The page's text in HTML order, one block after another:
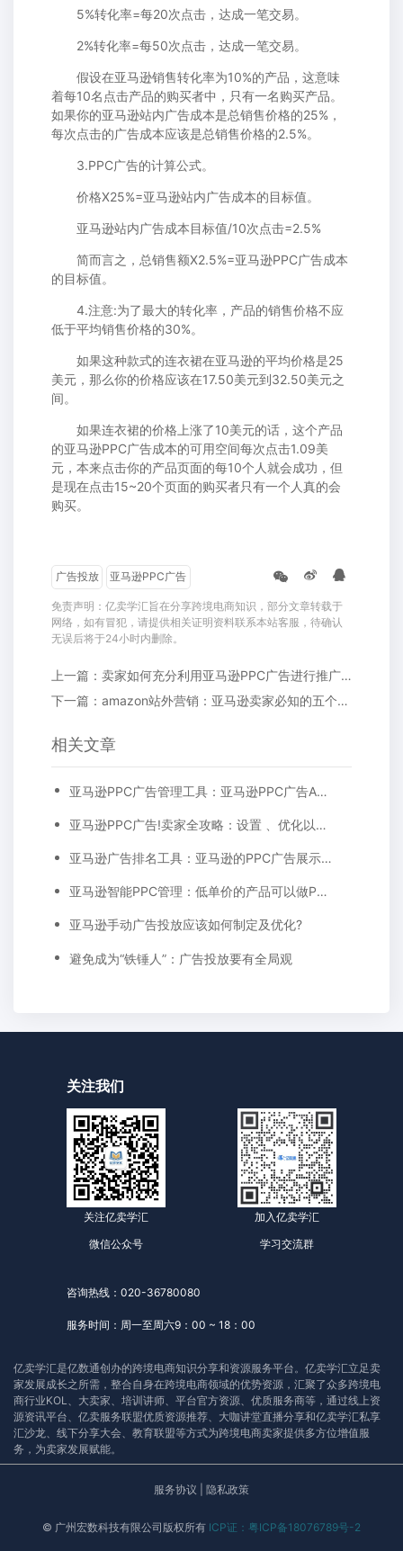
5%转化率=每20次点击，达成一笔交易。
2%转化率=每50次点击，达成一笔交易。
假设在亚马逊销售转化率为10%的产品，这意味
着每10名点击产品的购买者中，只有一名购买产品。
如果你的亚马逊站内广告成本是总销售价格的25%，
每次点击的广告成本应该是总销售价格的2.5%。
3.PPC广告的计算公式。
价格X25%=亚马逊站内广告成本的目标值。
亚马逊站内广告成本目标值/10次点击=2.5%
简而言之，总销售额X2.5%=亚马逊PPC广告成本
的目标值。
4.注意:为了最大的转化率，产品的销售价格不应
低于平均销售价格的30%。
如果这种款式的连衣裙在亚马逊的平均价格是25
美元，那么你的价格应该在17.50美元到32.50美元之
间。
如果连衣裙的价格上涨了10美元的话，这个产品
的亚马逊PPC广告成本的可用空间每次点击1.09美
元，本来点击你的产品页面的每10个人就会成功，但
是现在点击15~20个页面的购买者只有一个人真的会
购买。
广告投放 亚马逊PPC广告
免责声明：亿卖学汇旨在分享跨境电商知识，部分文章转载于
网络，如有冒犯，请提供相关证明资料联系本站客服，待确认
无误后将于24小时内删除。
上一篇：卖家如何充分利用亚马逊PPC广告进行推广引流?
下一篇：amazon站外营销：亚马逊卖家必知的五个站外引流的方向和玩法
相关文章
亚马逊PPC广告管理工具：亚马逊PPC广告ACoS及目标ACoS的计算方法及优化指南
亚马逊PPC广告!卖家全攻略：设置 、优化以及AcoS计算
亚马逊广告排名工具：亚马逊的PPC广告展示位置在哪里?
亚马逊智能PPC管理：低单价的产品可以做PPC广告吗?
亚马逊手动广告投放应该如何制定及优化?
避免成为“铁锤人”：广告投放要有全局观
关注我们
关注亿卖学汇
微信公众号
加入亿卖学汇
学习交流群
咨询热线：020-36780080
服务时间：周一至周六9：00 ~ 18：00
亿卖学汇是亿数通创办的跨境电商知识分享和资源服务平台。亿卖学汇立足卖
家发展成长之所需，整合自身在跨境电商领域的优势资源，汇聚了众多跨境电
商行业KOL、大卖家、培训讲师、平台官方资源、优质服务商等，通过线上资
源资讯平台、亿卖服务联盟优质资源推荐、大咖讲堂直播分享和亿卖学汇私享
汇沙龙、线下分享大会、教育联盟等方式为跨境电商卖家提供多方位增值服
务，为卖家发展赋能。
服务协议 隐私政策
© 广州宏数科技有限公司版权所有 ICP证：粤ICP备18076789号-2